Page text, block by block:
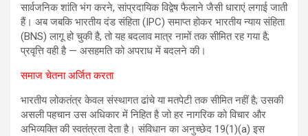
सार्वजनिक शांति भंग करने, सांप्रदायिक विद्वेष फैलाने जैसी धाराएं लगाई जाती
हैं। अब जबकि भारतीय दंड संहिता (IPC) समाप्त होकर भारतीय न्याय संहिता
(BNS) लागू हो चुकी है, तो यह बदलाव मात्र नामों तक सीमित रह गया है;
प्रवृत्ति वही है — असहमति को अपराध में बदलने की।
समाज चेतना अर्जित करता
भारतीय लोकतंत्र केवल संस्थागत ढांचे या मतपेटी तक सीमित नहीं है; उसकी
असली पहचान उस अधिकार में निहित है जो हर नागरिक को विचार और
अभिव्यक्ति की स्वतंत्रता देता है। संविधान का अनुच्छेद 19(1)(a) इस